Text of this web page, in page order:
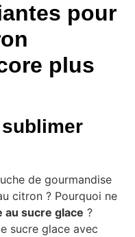
pour
plus
de gourmandise
citron ? Pourquoi ne
au sucre glace ?
sucre glace avec